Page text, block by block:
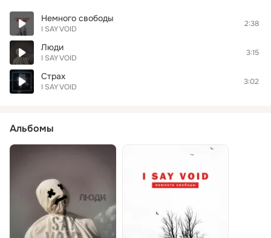
Немного свободы
I SAY VOID
2:38
Люди
I SAY VOID
3:15
Страх
I SAY VOID
3:02
Альбомы